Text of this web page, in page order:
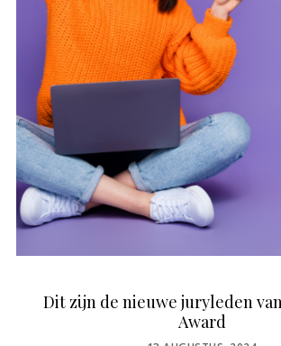
Dit zijn de nieuwe juryleden
Award